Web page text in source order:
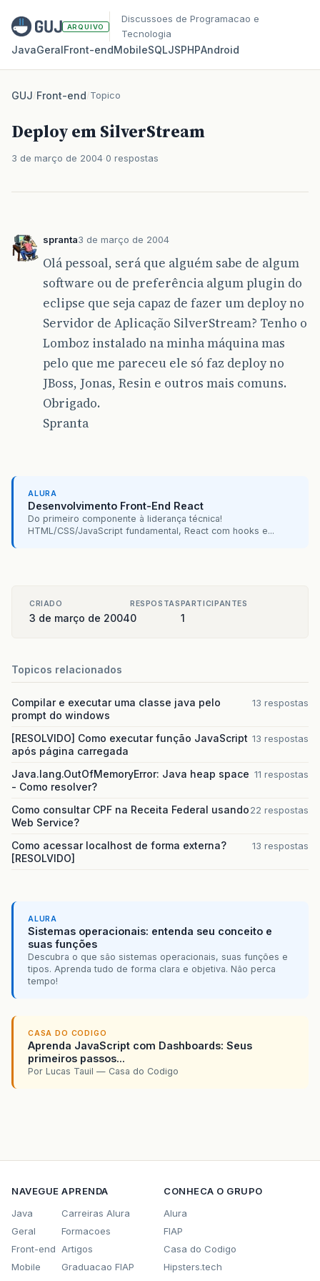
ARQUIVO
Discussoes de Programacao e
Tecnologia
JavaGeralFront‑endMobileSQLJSPHPAndroid
GUJ/Front-end/Topico
Deploy em SilverStream
3 de março de 2004 0 respostas
spranta3 de março de 2004
Olá pessoal, será que alguém sabe de algum
software ou de preferência algum plugin do
eclipse que seja capaz de fazer um deploy no
Servidor de Aplicação SilverStream? Tenho o
Lomboz instalado na minha máquina mas
pelo que me pareceu ele só faz deploy no
JBoss, Jonas, Resin e outros mais comuns.
Obrigado.
Spranta
ALURA
Desenvolvimento Front-End React
Do primeiro componente à liderança técnica!
HTML/CSS/JavaScript fundamental, React com hooks e...
CRIADO
3 de março de 2004
RESPOSTAS
0
PARTICIPANTES
1
Topicos relacionados
Compilar e executar uma classe java pelo
prompt do windows
13 respostas
[RESOLVIDO] Como executar função JavaScript
após página carregada
13 respostas
Java.lang.OutOfMemoryError: Java heap space
- Como resolver?
11 respostas
Como consultar CPF na Receita Federal usando
Web Service?
22 respostas
Como acessar localhost de forma externa?
[RESOLVIDO]
13 respostas
ALURA
Sistemas operacionais: entenda seu conceito e
suas funções
Descubra o que são sistemas operacionais, suas funções e
tipos. Aprenda tudo de forma clara e objetiva. Não perca
tempo!
CASA DO CODIGO
Aprenda JavaScript com Dashboards: Seus
primeiros passos...
Por Lucas Tauil — Casa do Codigo
NAVEGUE
Java
Geral
Front-end
Mobile
APRENDA
Carreiras Alura
Formacoes
Artigos
Graduacao FIAP
CONHECA O GRUPO
Alura
FIAP
Casa do Codigo
Hipsters.tech